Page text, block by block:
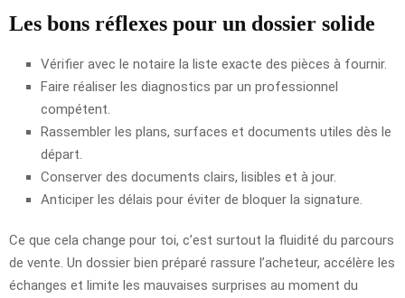
Les bons réflexes pour un dossier solide
Vérifier avec le notaire la liste exacte des pièces à fournir.
Faire réaliser les diagnostics par un professionnel
compétent.
Rassembler les plans, surfaces et documents utiles dès le
départ.
Conserver des documents clairs, lisibles et à jour.
Anticiper les délais pour éviter de bloquer la signature.
Ce que cela change pour toi, c’est surtout la fluidité du parcours
de vente. Un dossier bien préparé rassure l’acheteur, accélère les
échanges et limite les mauvaises surprises au moment du